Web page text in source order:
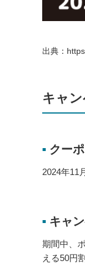
出典：
キャ
■ クー
2024年11
■ キャ
期間中、
える50円